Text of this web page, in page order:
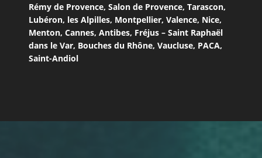
Rémy de Provence, Salon de Provence, Tarascon,
Lubéron, les Alpilles, Montpellier, Valence, Nice,
Menton, Cannes, Antibes, Fréjus – Saint Raphaël
dans le Var, Bouches du Rhône, Vaucluse, PACA,
Saint-Andiol